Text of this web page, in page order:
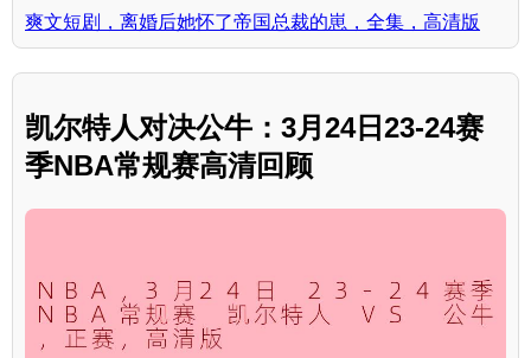
爽文短剧，离婚后她怀了帝国总裁的崽，全集，高清版
凯尔特人对决公牛：3月24日23-24赛
季NBA常规赛高清回顾